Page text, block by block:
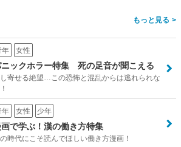
>
年 女性
ックホラー特集 死の足音が聞こえる
寄せる絶望…この恐怖と混乱からは逃れられな
年 女性 少年
で学ぶ！漢の働き方特集
時代にこそ読んでほしい働き方漫画！